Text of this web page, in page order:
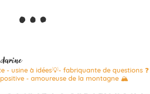
…
- usine à idées💡- fabriquante de questions ❓
positive - amoureuse de la montagne 🏔️